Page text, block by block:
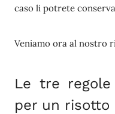
caso li potrete
Veniamo ora al nostro
Le tre
per un risotto